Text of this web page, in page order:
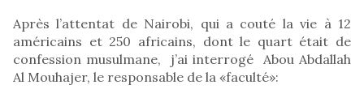
Après l’attentat de Nairobi, qui a couté la vie à 12
américains et 250 africains, dont le quart était de
confession musulmane, j’ai interrogé Abou Abdallah
Al Mouhajer, le responsable de la «faculté»: